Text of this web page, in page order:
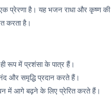
प्रेरणा है। यह भजन राधा और कृष्ण की
करता है।
रूप में प्रशंसा के पात्र हैं।
और समृद्धि प्रदान करते हैं।
में आगे बढ़ने के लिए प्रेरित करते हैं।